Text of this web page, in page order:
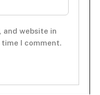
and website in
I comment.